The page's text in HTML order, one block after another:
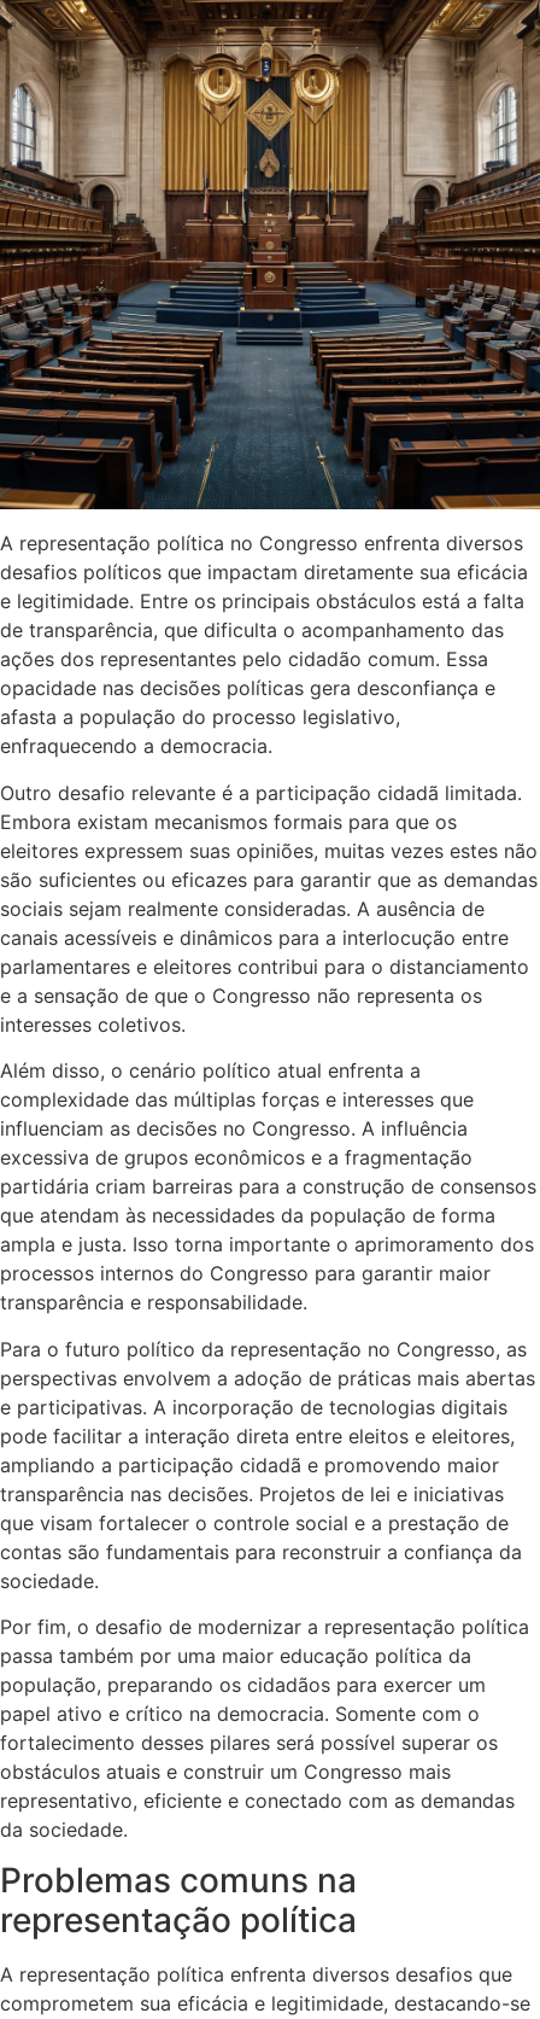
A representação política no Congresso enfrenta diversos
desafios políticos que impactam diretamente sua eficácia
e legitimidade. Entre os principais obstáculos está a falta
de transparência, que dificulta o acompanhamento das
ações dos representantes pelo cidadão comum. Essa
opacidade nas decisões políticas gera desconfiança e
afasta a população do processo legislativo,
enfraquecendo a democracia.
Outro desafio relevante é a participação cidadã limitada.
Embora existam mecanismos formais para que os
eleitores expressem suas opiniões, muitas vezes estes não
são suficientes ou eficazes para garantir que as demandas
sociais sejam realmente consideradas. A ausência de
canais acessíveis e dinâmicos para a interlocução entre
parlamentares e eleitores contribui para o distanciamento
e a sensação de que o Congresso não representa os
interesses coletivos.
Além disso, o cenário político atual enfrenta a
complexidade das múltiplas forças e interesses que
influenciam as decisões no Congresso. A influência
excessiva de grupos econômicos e a fragmentação
partidária criam barreiras para a construção de consensos
que atendam às necessidades da população de forma
ampla e justa. Isso torna importante o aprimoramento dos
processos internos do Congresso para garantir maior
transparência e responsabilidade.
Para o futuro político da representação no Congresso, as
perspectivas envolvem a adoção de práticas mais abertas
e participativas. A incorporação de tecnologias digitais
pode facilitar a interação direta entre eleitos e eleitores,
ampliando a participação cidadã e promovendo maior
transparência nas decisões. Projetos de lei e iniciativas
que visam fortalecer o controle social e a prestação de
contas são fundamentais para reconstruir a confiança da
sociedade.
Por fim, o desafio de modernizar a representação política
passa também por uma maior educação política da
população, preparando os cidadãos para exercer um
papel ativo e crítico na democracia. Somente com o
fortalecimento desses pilares será possível superar os
obstáculos atuais e construir um Congresso mais
representativo, eficiente e conectado com as demandas
da sociedade.
Problemas comuns na
representação política
A representação política enfrenta diversos desafios que
comprometem sua eficácia e legitimidade, destacando-se